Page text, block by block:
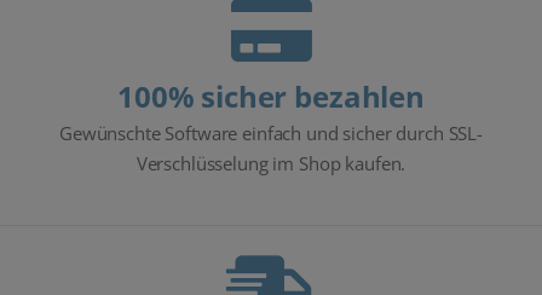
100% sicher bezahlen
Gewünschte Software einfach und sicher durch SSL-
Verschlüsselung im Shop kaufen.